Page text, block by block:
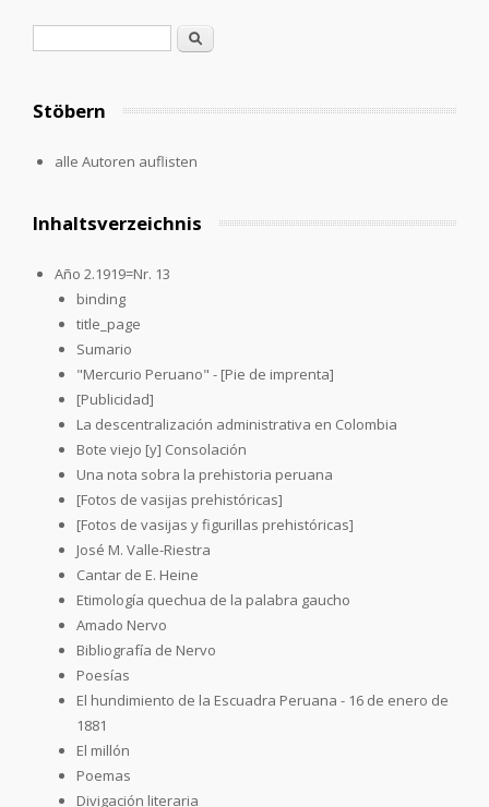
Search
Stöbern
alle Autoren auflisten
Inhaltsverzeichnis
Año 2.1919=Nr. 13
binding
title_page
Sumario
"Mercurio Peruano" - [Pie de imprenta]
[Publicidad]
La descentralización administrativa en Colombia
Bote viejo [y] Consolación
Una nota sobra la prehistoria peruana
[Fotos de vasijas prehistóricas]
[Fotos de vasijas y figurillas prehistóricas]
José M. Valle-Riestra
Cantar de E. Heine
Etimología quechua de la palabra gaucho
Amado Nervo
Bibliografía de Nervo
Poesías
El hundimiento de la Escuadra Peruana - 16 de enero de
1881
El millón
Poemas
Divigación literaria